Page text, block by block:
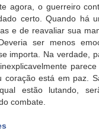
agora, o guerreiro
certo. Quando há
e de reavaliar sua
ser menos
importa. Na verdade,
coração está em paz.
estão lutando,
combate.